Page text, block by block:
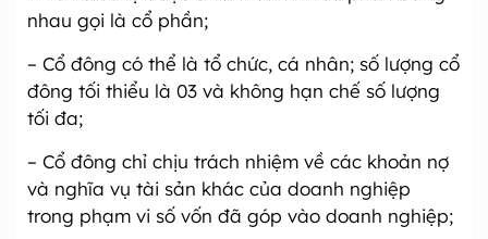
nhau gọi là cổ phần;
– Cổ đông có thể là tổ chức, cá nhân; số lượng cổ
đông tối thiểu là 03 và không hạn chế số lượng
tối đa;
– Cổ đông chỉ chịu trách nhiệm về các khoản nợ
và nghĩa vụ tài sản khác của doanh nghiệp
trong phạm vi số vốn đã góp vào doanh nghiệp;